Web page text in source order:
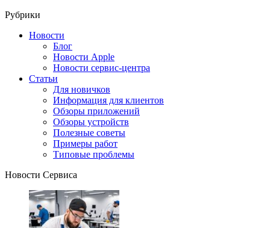
Рубрики
Новости
Блог
Новости Apple
Новости сервис-центра
Статьи
Для новичков
Информация для клиентов
Обзоры приложений
Обзоры устройств
Полезные советы
Примеры работ
Типовые проблемы
Новости Сервиса